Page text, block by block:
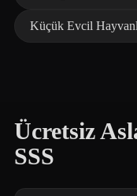
Küçük Evcil
Ücretsiz
SSS